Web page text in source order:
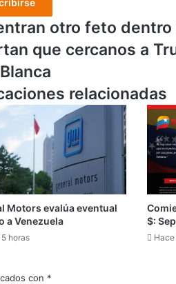
otro feto
que cercanos a
relacionadas
Motors evalúa eventual
a Venezuela
horas
$:
con *